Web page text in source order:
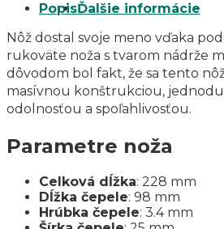
PopisĎalšie informácie
Nôž dostal svoje meno vďaka
rukoväte noža s tvarom nádrže
dôvodom bol fakt, že sa tento
masívnou konštrukciou,
odolnosťou a spoľahlivosťou.
Parametre noža
Celková dĺžka: 228 mm
Dĺžka čepele: 98 mm
Hrúbka čepele: 3.4 mm